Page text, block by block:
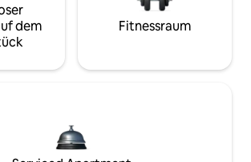
dem
Fitnessraum